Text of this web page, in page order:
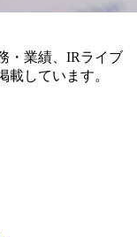
・業績、IRライブ
載しています。